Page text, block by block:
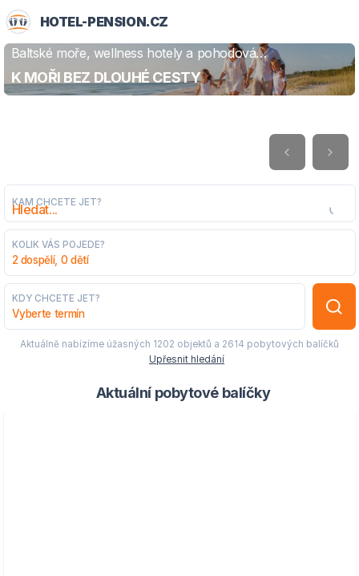
HOTEL-PENSION.CZ
Baltské moře, wellness hotely a pohodová
dovolená
K MOŘI BEZ DLOUHÉ CESTY
ZJISTIT VÍCE
KAM CHCETE JET?
KOLIK VÁS POJEDE?
2 dospělí, 0 dětí
KDY CHCETE JET?
Vyberte termín
Aktuálně nabízíme úžasných 1202 objektů a 2614 pobytových balíčků
Upřesnit hledání
Aktuální pobytové balíčky